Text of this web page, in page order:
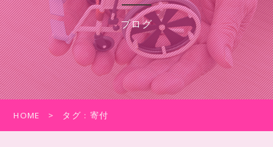
ブログ
HOME タグ : 寄付